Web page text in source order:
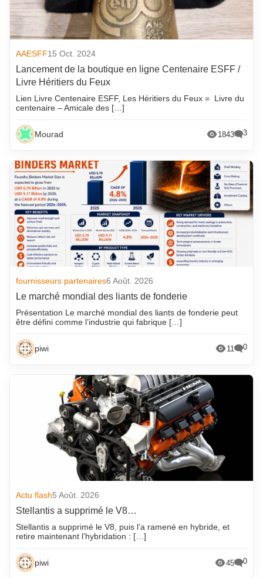
AAESFF15 Oct. 2024
Lancement de la boutique en ligne Centenaire ESFF /
Livre Héritiers du Feux
Lien Livre Centenaire ESFF, Les Héritiers du Feux = Livre du
centenaire – Amicale des […]
Mourad 1843 3
fournisseurs partenaires6 Août. 2026
Le marché mondial des liants de fonderie
Présentation Le marché mondial des liants de fonderie peut
être défini comme l’industrie qui fabrique […]
piwi 11 0
Actu flash5 Août. 2026
Stellantis a supprimé le V8…
Stellantis a supprimé le V8, puis l’a ramené en hybride, et
retire maintenant l’hybridation : […]
piwi 45 0